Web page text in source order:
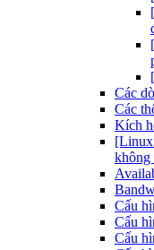
Các
Các
Kích
[Linux
không
Cấu
Cấu
Cấu